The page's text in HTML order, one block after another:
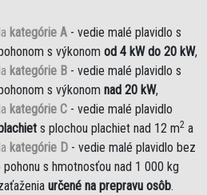
kategórie A - vedie malé plavidlo s
s výkonom od 4 kW do 20 kW,
kategórie B - vedie malé plavidlo s
s výkonom nad 20 kW,
kategórie C - vedie malé plavidlo
s plochou plachiet nad 12 m2 a
kategórie D - vedie malé plavidlo bez
s hmotnosťou nad 1 000 kg
určené na prepravu osôb.